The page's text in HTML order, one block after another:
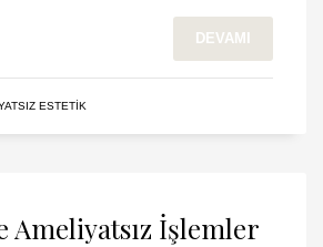
DEVAMI
ESTETIK
Ameliyatsız İşlemler